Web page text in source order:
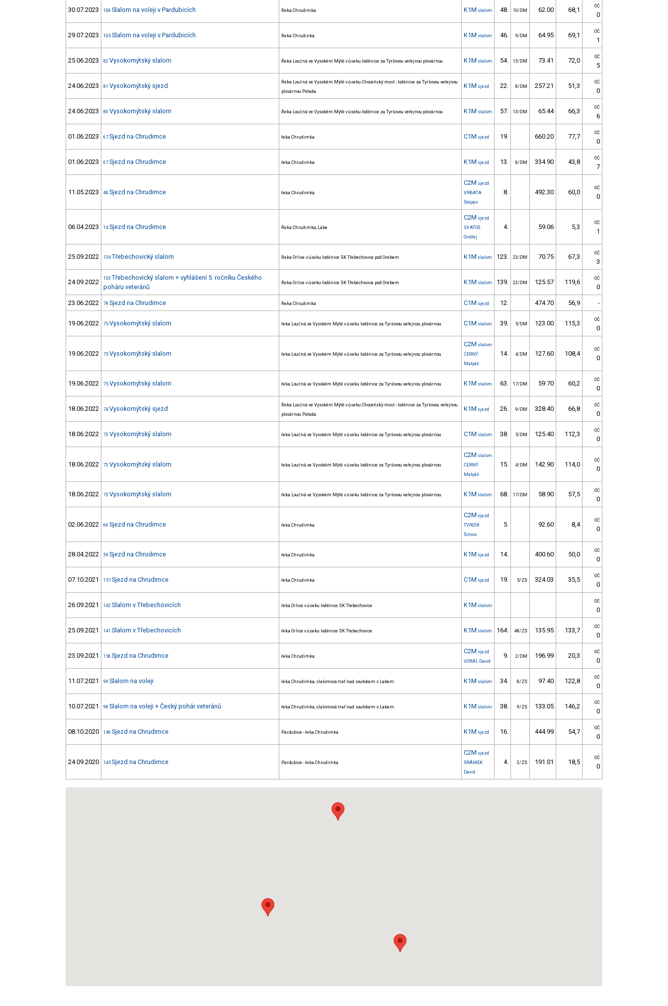
30.07.2023 106 Slalom na voleji v Pardubicích Řeka Chrudimka K1M slalom 48. 10/DM 62.00 68,1 OČ
0
29.07.2023 105 Slalom na voleji v Pardubicích Řeka Chrudinka K1M slalom 46. 9/DM 64.95 69,1 OČ
1
25.06.2023 82 Vysokomýtský slalom Řeka Loučná ve Vysokém Mýtě v úseku loděnice za Tyršovou veřejnou plovárnou K1M slalom 54. 13/DM 73.41 72,0 OČ
5
24.06.2023 81 Vysokomýtský sjezd
Řeka Loučná ve Vysokém Mýtě v úseku Choceňský most - loděnice za Tyršovou veřejnou
plovárnou Pořada
K1M sjezd 22. 8/DM 257.21 51,3 OČ
0
24.06.2023 80 Vysokomýtský slalom Řeka Loučná ve Vysokém Mýtě v úseku loděnice za Tyršovou veřejnou plovárnou K1M slalom 57. 13/DM 65.44 66,3 OČ
6
01.06.2023 67 Sjezd na Chrudimce řeka Chrudimka C1M sjezd 19. 660.20 77,7 OČ
0
01.06.2023 67 Sjezd na Chrudimce řeka Chrudimka K1M sjezd 13. 6/DM 334.90 43,8 OČ
7
11.05.2023 48 Sjezd na Chrudimce řeka Chrudimka
C2M sjezd
VRBATA
Štěpán
8. 492.30 60,0
OČ
0
06.04.2023 14 Sjezd na Chrudimce Řeka Chrudimka, Labe
C2M sjezd
SVATOŠ
Ondřej
4. 59.06 5,3
OČ
1
25.09.2022 134 Třebechovický slalom Řeka Orlice v úseku loděnice SK Třebechovice pod Orebem K1M slalom 123. 23/DM 70.75 67,3 OČ
3
24.09.2022 133 Třebechovický slalom + vyhlášení 5. ročníku Českého
poháru veteránů
Řeka Orlice v úseku loděnice SK Třebechovice pod Orebem K1M slalom 139. 22/DM 125.57 119,6 OČ
0
23.06.2022 79 Sjezd na Chrudimce Řeka Chrudimka C1M sjezd 12. 474.70 56,9 -
19.06.2022 75 Vysokomýtský slalom řeka Loučná ve Vysokém Mýtě v úseku loděnice za Tyršovou veřejnou plovárnou C1M slalom 39. 5/DM 123.00 115,3 OČ
0
19.06.2022 75 Vysokomýtský slalom řeka Loučná ve Vysokém Mýtě v úseku loděnice za Tyršovou veřejnou plovárnou
C2M slalom
ČERNÝ
Matyáš
14. 4/DM 127.60 108,4
OČ
0
19.06.2022 75 Vysokomýtský slalom řeka Loučná ve Vysokém Mýtě v úseku loděnice za Tyršovou veřejnou plovárnou K1M slalom 63. 17/DM 59.70 60,2 OČ
0
18.06.2022 74 Vysokomýtský sjezd
Řeka Loučná ve Vysokém Mýtě v úseku Choceňský most - loděnice za Tyršovou veřejnou
plovárnou Pořada
K1M sjezd 26. 9/DM 328.40 66,8 OČ
0
18.06.2022 73 Vysokomýtský slalom řeka Loučná ve Vysokém Mýtě v úseku loděnice za Tyršovou veřejnou plovárnou C1M slalom 38. 5/DM 125.40 112,3 OČ
0
18.06.2022 73 Vysokomýtský slalom řeka Loučná ve Vysokém Mýtě v úseku loděnice za Tyršovou veřejnou plovárnou
C2M slalom
ČERNÝ
Matyáš
15. 4/DM 142.90 114,0
OČ
0
18.06.2022 73 Vysokomýtský slalom řeka Loučná ve Vysokém Mýtě v úseku loděnice za Tyršovou veřejnou plovárnou K1M slalom 68. 17/DM 58.90 57,5 OČ
0
02.06.2022 66 Sjezd na Chrudimce řeka Chrudimka
C2M sjezd
TVRDÍK
Šimon
5. 92.60 8,4
OČ
0
28.04.2022 39 Sjezd na Chrudimce řeka Chrudimka K1M sjezd 14. 400.60 50,0 OČ
0
07.10.2021 157 Sjezd na Chrudimce řeka Chrudimka C1M sjezd 19. 5/ZS 324.03 35,5 OČ
0
26.09.2021 142 Slalom v Třebechovicích řeka Orlice v úseku loděnice SK Třebechovice K1M slalom
OČ
0
25.09.2021 141 Slalom v Třebechovicích řeka Orlice v úseku loděnice SK Třebechovice K1M slalom 164. 48/ZS 135.95 133,7 OČ
0
23.09.2021 156 Sjezd na Chrudimce řeka Chrudimka
C2M sjezd
VORAL David
9. 2/DM 196.99 20,3 OČ
0
11.07.2021 99 Slalom na voleji řeka Chrudimka, slalomová trať nad soutokem s Labem K1M slalom 34. 8/ZS 97.40 122,8 OČ
0
10.07.2021 98 Slalom na voleji + Český pohár veteránů řeka Chrudimka, slalomová trať nad soutokem s Labem K1M slalom 38. 9/ZS 133.05 146,2 OČ
0
08.10.2020 146 Sjezd na Chrudimce Pardubice - řeka Chrudimka K1M sjezd 16. 444.99 54,7 OČ
0
24.09.2020 145 Sjezd na Chrudimce Pardubice - řeka Chrudimka
C2M sjezd
ŠRÁMEK
David
4. 2/ZS 191.01 18,5
OČ
0